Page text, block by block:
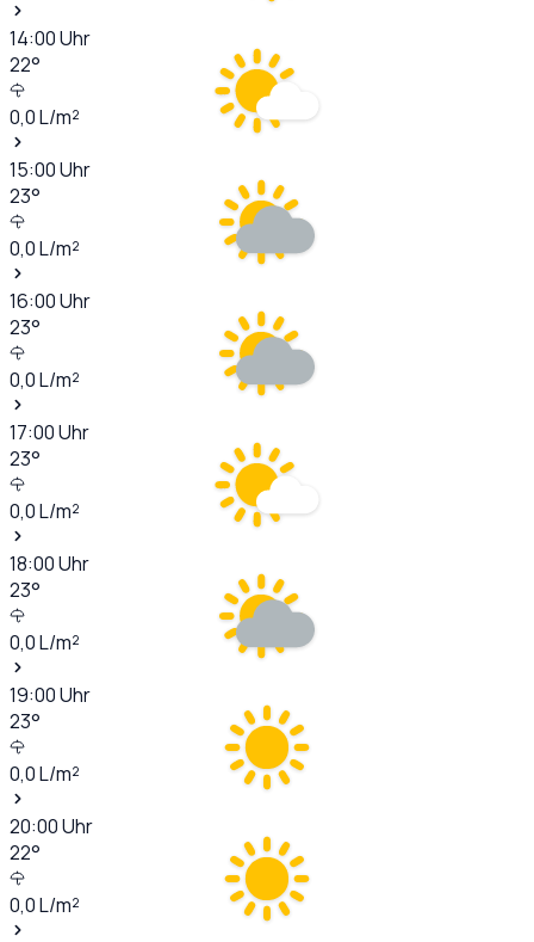
14:00Uhr
22°
0,0L/m²
15:00Uhr
23°
0,0L/m²
16:00Uhr
23°
0,0L/m²
17:00Uhr
23°
0,0L/m²
18:00Uhr
23°
0,0L/m²
19:00Uhr
23°
0,0L/m²
20:00Uhr
22°
0,0L/m²